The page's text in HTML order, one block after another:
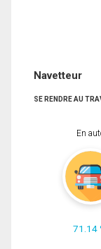
Navetteur
SE RENDRE AU
En
71.14